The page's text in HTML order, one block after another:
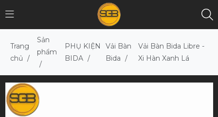
Trang
chủ /
Sản
phẩm
/
PHỤ KIỆN
BIDA /
Vải Bàn
Bida /
Vải Bàn Bida Libre -
Xi Hàn Xanh Lá